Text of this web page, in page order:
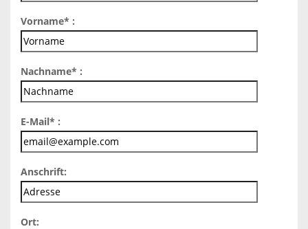
Vorname* :
Nachname* :
E-Mail* :
Anschrift:
Ort: